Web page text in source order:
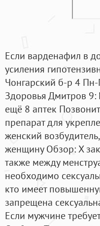
Если варденафил в
усиления
Чонгарский б-р 4
Здоровья Дмитров 9:
ещё 8 аптек
препарат для
женский
женщину Обзор: X
также между
необходимо
кто имеет
запрещена
Если мужчине